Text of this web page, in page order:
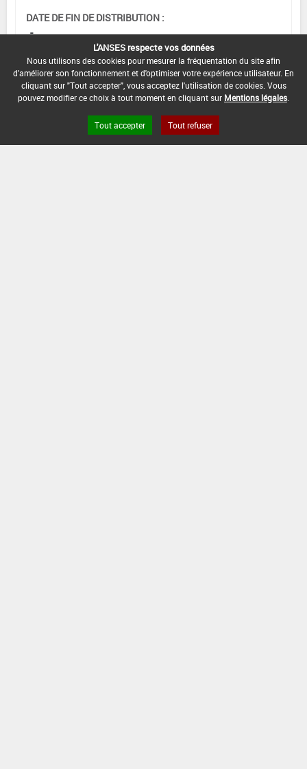
DATE DE FIN DE DISTRIBUTION :
-
DATE DE FIN D'UTILISATION :
-
[15902102] Tournesol*Trt Sol*Ravageurs
du sol
L'ANSES respecte vos données
Nous utilisons des cookies pour mesurer la fréquentation du site afin
d'améliorer son fonctionnement et d'optimiser votre expérience utilisateur. En
cliquant sur "Tout accepter", vous acceptez l'utilisation de cookies. Vous
pouvez modifier ce choix à tout moment en cliquant sur Mentions légales
Tout accepter Tout refuser